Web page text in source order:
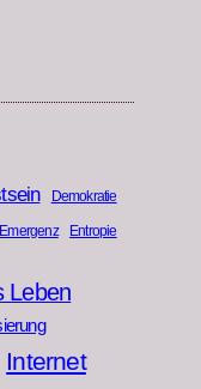
Demokratie
Emergenz
Entropie
Leben
Internet